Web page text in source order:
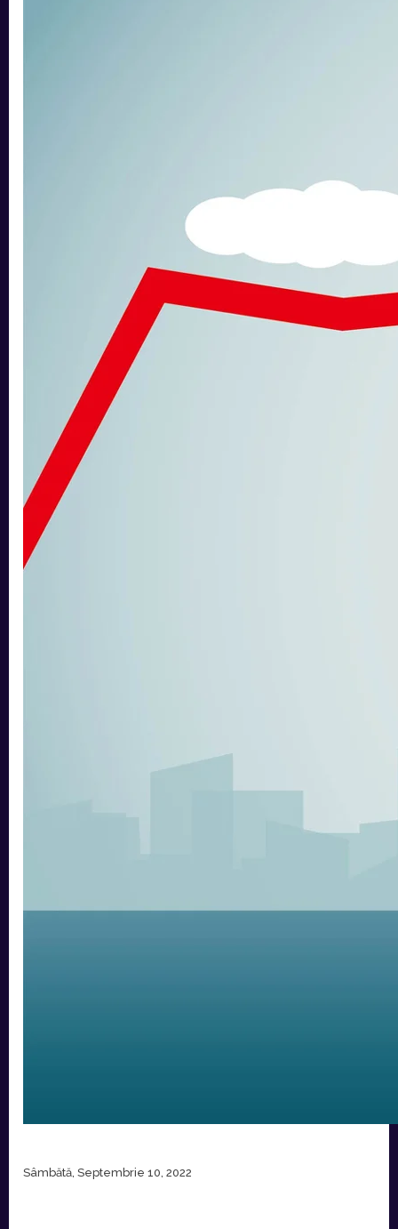
Sâmbătă, Septembrie 10, 2022